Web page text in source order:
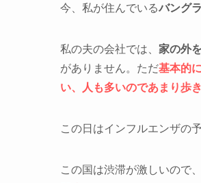
今、私が住んでいるバング
私の夫の会社では、 家の外
がありません。ただ基本的
い、人も多いのであまり歩
この日はインフルエンザの
この国は渋滞が激しいので、